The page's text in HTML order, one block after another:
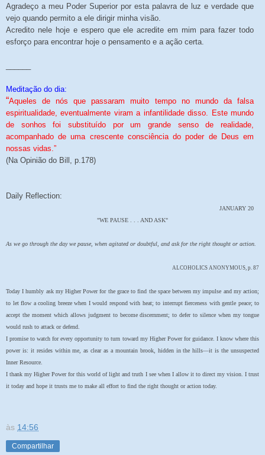
Agradeço a meu Poder Superior por esta palavra de luz e verdade que
vejo quando permito a ele dirigir minha visão.
Acredito nele hoje e espero que ele acredite em mim para fazer todo
esforço para encontrar hoje o pensamento e a ação certa.
Meditação do dia:
“Aqueles de nós que passaram muito tempo no mundo da falsa
espiritualidade, eventualmente viram a infantilidade disso. Este mundo
de sonhos foi substituído por um grande senso de realidade,
acompanhado de uma crescente consciência do poder de Deus em
nossas vidas.”
(Na Opinião do Bill, p.178)
Daily Reflection:
JANUARY 20
"WE PAUSE . . . AND ASK"
As we go through the day we pause, when agitated or doubtful, and ask for the right thought or action.
ALCOHOLICS ANONYMOUS, p. 87
Today I humbly ask my Higher Power for the grace to find the space between my impulse and my action;
to let flow a cooling breeze when I would respond with heat; to interrupt fierceness with gentle peace; to
accept the moment which allows judgment to become discernment; to defer to silence when my tongue
would rush to attack or defend.
I promise to watch for every opportunity to turn toward my Higher Power for guidance. I know where this
power is: it resides within me, as clear as a mountain brook, hidden in the hills—it is the unsuspected
Inner Resource.
I thank my Higher Power for this world of light and truth I see when I allow it to direct my vision. I trust
it today and hope it trusts me to make all effort to find the right thought or action today.
às 14:56
Compartilhar